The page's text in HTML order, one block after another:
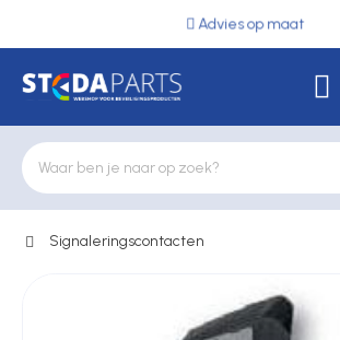
Advies op maat
Deurbeslag
Elektrische vergrendeling
Signaleringscontacten